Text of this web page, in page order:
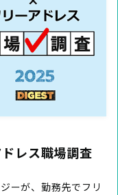
レス職場調査
ーが、勤務先でフリ